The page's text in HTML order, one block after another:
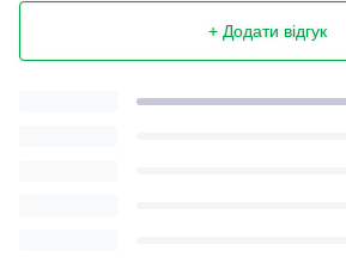
+ Додати відгук